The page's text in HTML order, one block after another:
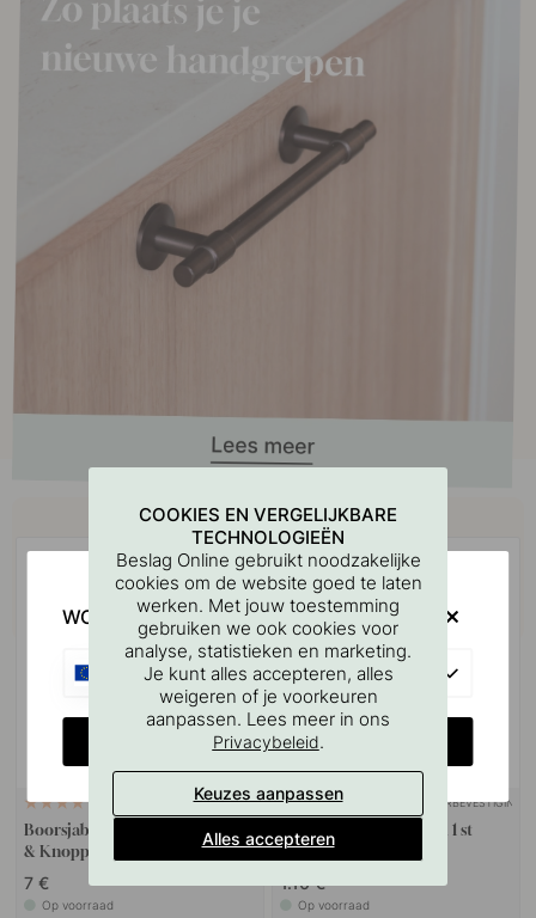
Koop samen met
Boorsjabloon voor handgrepen
& Knoppen
7 €
Op voorraad
MUURBEVESTIGING
Schroefpen M4x50mm 1 st
1.10 €
Op voorraad
COOKIES EN VERGELIJKBARE
TECHNOLOGIEËN
Beslag Online gebruikt noodzakelijke
cookies om de website goed te laten
werken. Met jouw toestemming
gebruiken we ook cookies voor
analyse, statistieken en marketing.
Je kunt alles accepteren, alles
weigeren of je voorkeuren
aanpassen. Lees meer in ons
Privacybeleid.
Keuzes aanpassen
Alles accepteren
WOULD YOU RATHER VISIT?
CHANGE COUNTRY